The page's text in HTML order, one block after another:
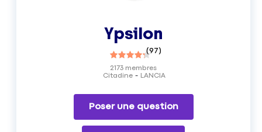
Ypsilon
(97)
Citadine LANCIA
2173 membres
Poser une question